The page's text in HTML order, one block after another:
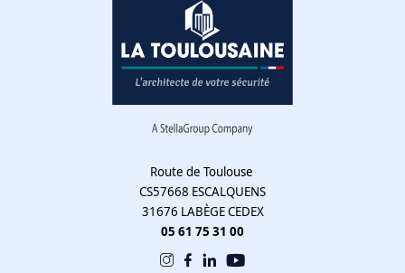
Route de Toulouse
CS57668 ESCALQUENS
31676 LABÈGE CEDEX
05 61 75 31 00
Gestion des cookies
Nous utilisons des cookies qui facilitent l'utilisation du site,
améliorent la performance et la sécurité du site internet.
Faites-nous part de vos préférences de cookies pour chaque
À quoi servent ces cookies :
Cookies obligatoires